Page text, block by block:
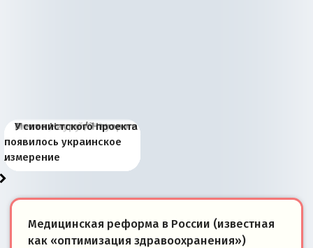
Киевская марионетка
Запада рассказала о
«переобувании» хозяев
В России назрели
перемены: 15 шагов к
суверенной экономике
Миграционный пожар
Европы
Россия начинает
сбрасывать балласт
Анкориджа
Россия зимой 1904
года: первые уступки во
внутренней политике
Русская нация вчера и
сегодня
Почему правый крах в
Варшаве не поможет её
отношениям с Россией?
Место Науру / Науэро в
современной истории
Южной Осетии
У сионистского проекта
появилось украинское
измерение
Медицинская реформа в России (известная
как «оптимизация здравоохранения»)